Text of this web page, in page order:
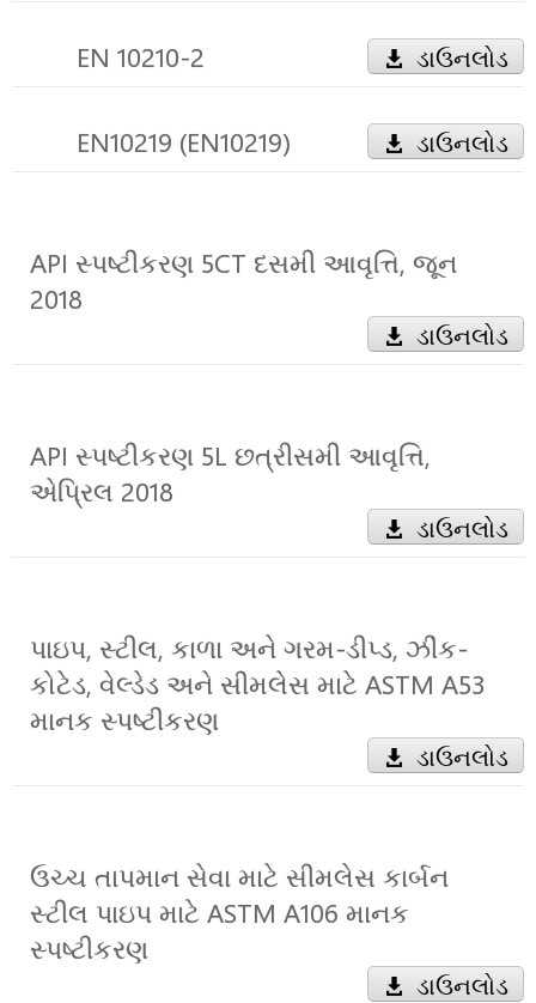
EN 10210-2 ડાઉનલોડ
EN10219 (EN10219) ડાઉનલોડ
API સ્પષ્ટીકરણ 5CT દસમી આવૃત્તિ, જૂન
2018
ડાઉનલોડ
API સ્પષ્ટીકરણ 5L છત્રીસમી આવૃત્તિ,
એપ્રિલ 2018
ડાઉનલોડ
પાઇપ, સ્ટીલ, કાળા અને ગરમ-ડીપ્ડ, ઝીંક-
કોટેડ, વેલ્ડેડ અને સીમલેસ માટે ASTM A53
માનક સ્પષ્ટીકરણ
ડાઉનલોડ
ઉચ્ચ તાપમાન સેવા માટે સીમલેસ કાર્બન
સ્ટીલ પાઇપ માટે ASTM A106 માનક
સ્પષ્ટીકરણ
ડાઉનલોડ